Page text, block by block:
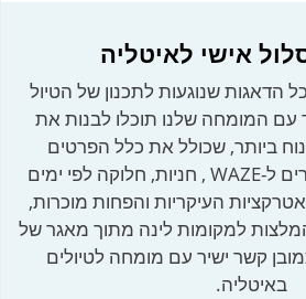
אישי לאיטליה
הדאגות שנוגעות לתכנון של הטיול
עם המומחה שלנו תוכלו לבנות את
ביותר, שכולל את כלל הפרטים
הקטנים: קישורים ישירים ל-WAZE , חניות, חלוקה לפי ימים
אטרקציות העיקריות והפחות מוכרות,
למקומות לינה מתוך מאגר של
קשר ישיר עם מומחה לטיולים
באיטליה.